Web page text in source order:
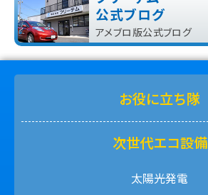
公式ブログ
アメブロ版公式ブログ
お役に立ち隊
次世代エコ設備
太陽光発電